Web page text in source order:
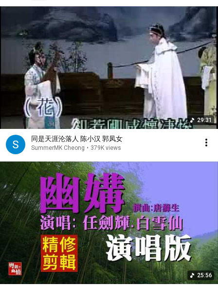
29:31
同是天涯沦落人 陈小汉 郭凤女
SummerMK Cheong • 379K views
25:56